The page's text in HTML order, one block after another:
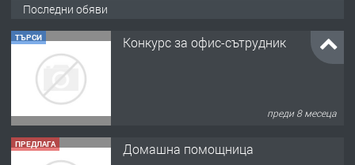
Последни обяви
ТЪРСИ Конкурс за офис-сътрудник
преди 8 месеца
ПРЕДЛАГА Домашна помощница